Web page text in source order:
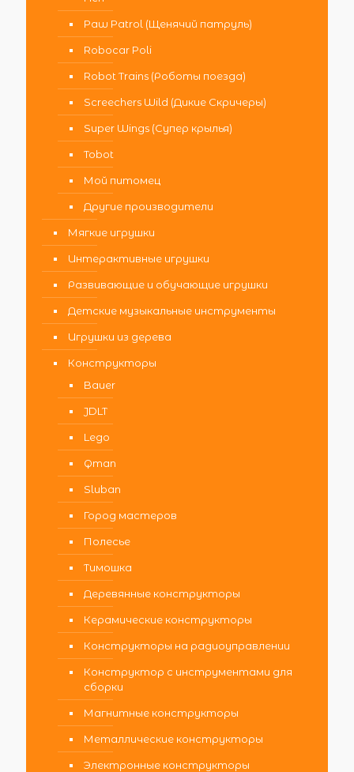
Paw Patrol (Щенячий патруль)
Robocar Poli
Robot Trains (Роботы поезда)
Screechers Wild (Дикие Скричеры)
Super Wings (Супер крылья)
Tobot
Мой питомец
Другие производители
Мягкие игрушки
Интерактивные игрушки
Развивающие и обучающие игрушки
Детские музыкальные инструменты
Игрушки из дерева
Конструкторы
Bauer
JDLT
Lego
Qman
Sluban
Город мастеров
Полесье
Тимошка
Деревянные конструкторы
Керамические конструкторы
Конструкторы на радиоуправлении
Конструктор с инструментами для
сборки
Магнитные конструкторы
Металлические конструкторы
Электронные конструкторы